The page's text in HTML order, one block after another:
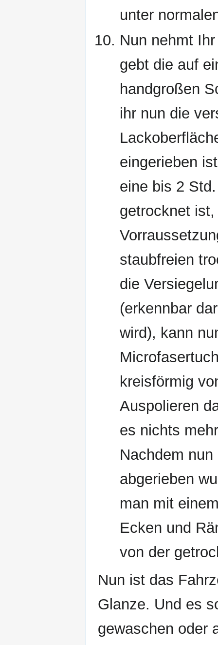
unter
Nun nehmt
gebt die auf
handgroßen
ihr nun die
eingerieben
eine bis 2
getrocknet
staubfreien
die
(erkennbar
wird), kann
kreisförmig
Auspolieren
es nichts
Nachdem
abgerieben
man mit
Ecken und
von der
Nun ist das
Glanze. Und es
gewaschen oder